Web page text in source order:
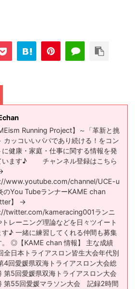
Running Project】～「革新と挑
カッコいいパパであり続ける！をコン
に健康・家庭・仕事に関する情報を発
います♪ チャンネル登録はこちら
→
www.youtube.com/channel/UCE-u​
You TubeランナーKAME chan
】 →
twitter.com/kameracing001​ ランニ
トレーニング理論などを日々ツイート
す♪ 一緒に練習してくれる仲間も募集
。 ◎【KAME chan 情報】 主な成績
全日本トライアスロン皆生大会年代別
4回愛媛県双海トライアスロン大会総
第5回愛媛県双海トライアスロン大会
第55回愛媛マラソン大会 記録2時間